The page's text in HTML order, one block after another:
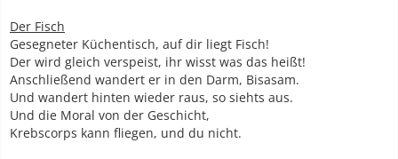
Der Fisch
Gesegneter Küchentisch, auf dir liegt Fisch!
Der wird gleich verspeist, ihr wisst was das heißt!
Anschließend wandert er in den Darm, Bisasam.
Und wandert hinten wieder raus, so siehts aus.
Und die Moral von der Geschicht,
Krebscorps kann fliegen, und du nicht.